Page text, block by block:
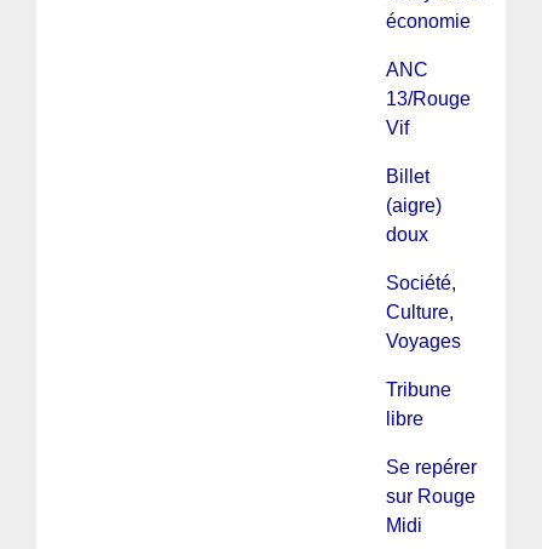
économie
ANC
13/Rouge
Vif
Billet
(aigre)
doux
Société,
Culture,
Voyages
Tribune
libre
Se repérer
sur Rouge
Midi